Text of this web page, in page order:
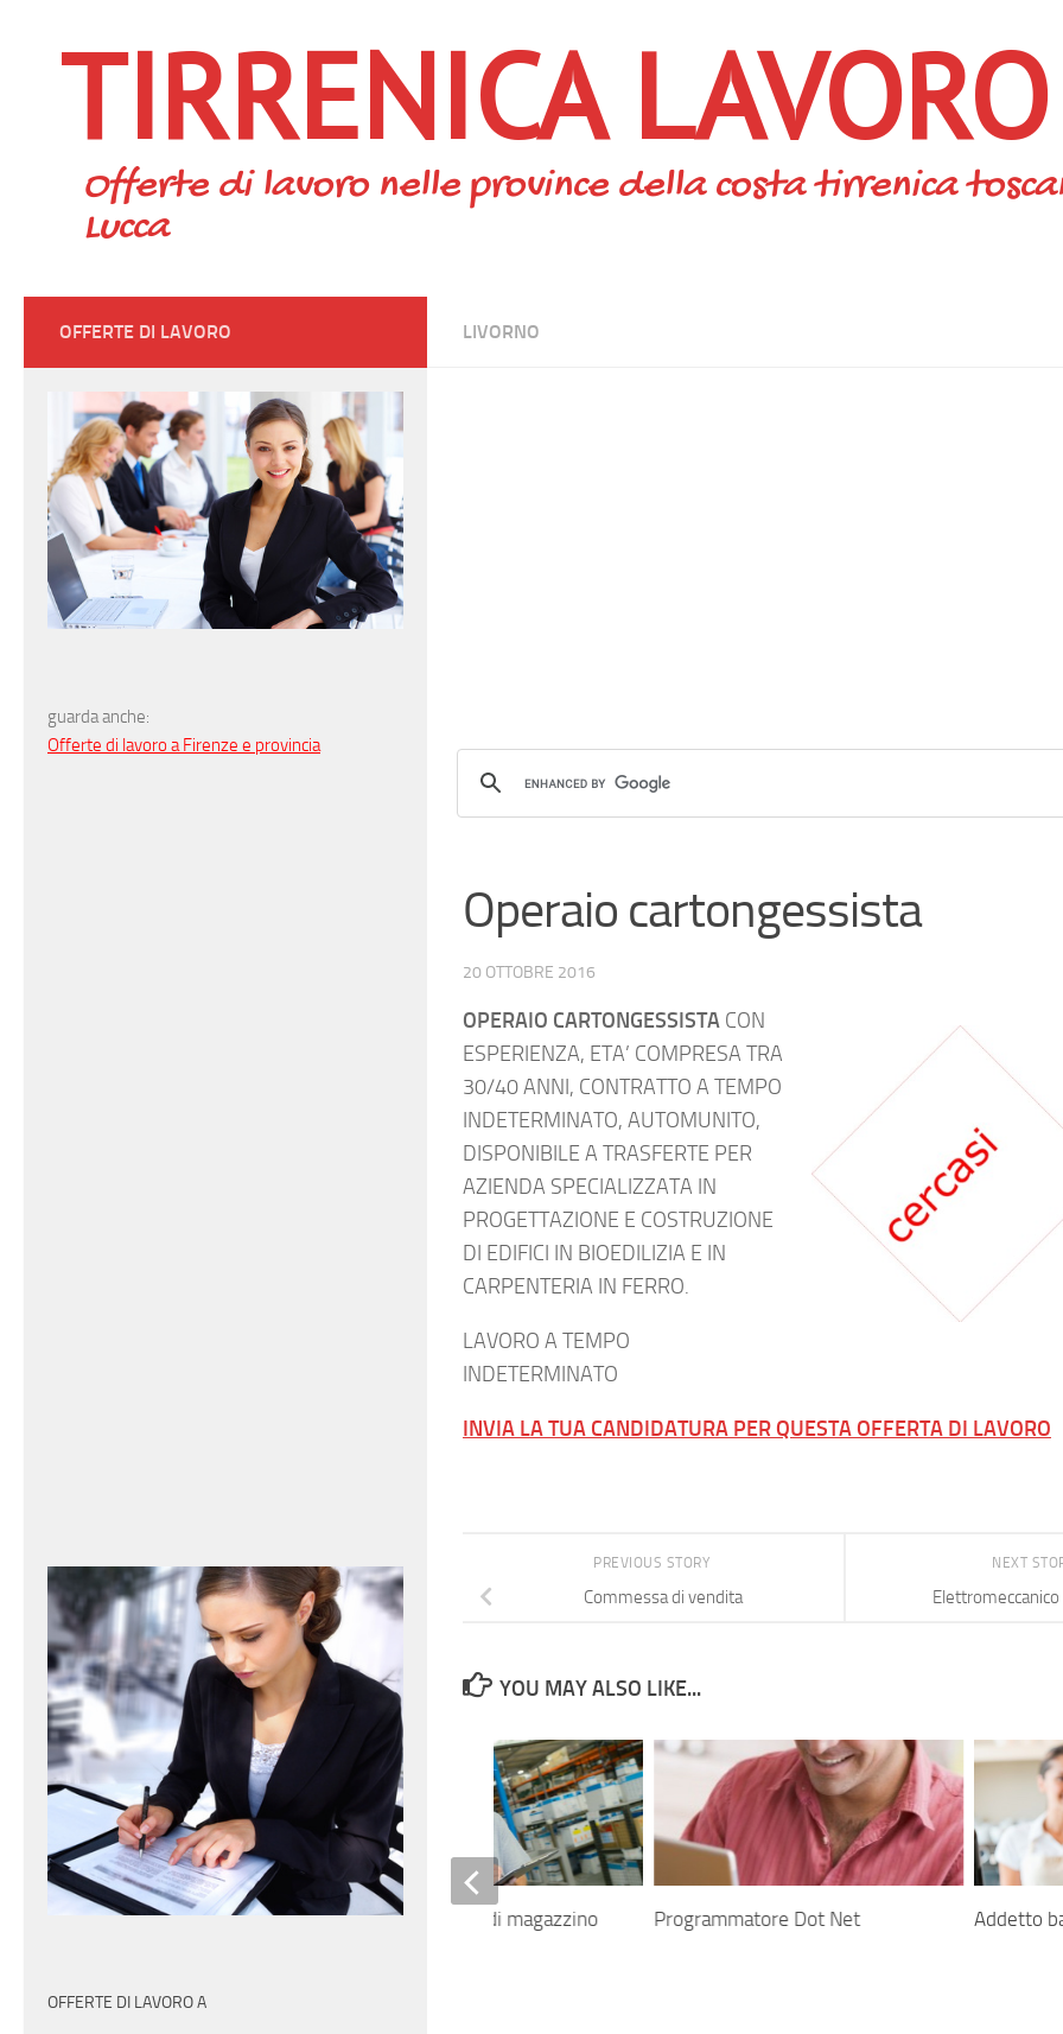
TIRRENICA LAVORO
Offerte di lavoro nelle province della costa tirrenica
Lucca
LIVORNO
Operaio cartongessista
20 OTTOBRE 2016
OPERAIO CARTONGESSISTA CON
ESPERIENZA, ETA’ COMPRESA TRA
30/40 ANNI, CONTRATTO A TEMPO
INDETERMINATO, AUTOMUNITO,
DISPONIBILE A TRASFERTE PER
AZIENDA SPECIALIZZATA IN
PROGETTAZIONE E COSTRUZIONE
DI EDIFICI IN BIOEDILIZIA E IN
CARPENTERIA IN FERRO.
LAVORO A TEMPO
INDETERMINATO
INVIA LA TUA CANDIDATURA PER QUESTA OFFERTA DI LAVORO
NEXT
PREVIOUS STORY
Commessa di vendita
YOU MAY ALSO LIKE...
Programmatore Dot Net Addetto
Vice responsabile di magazzino
OFFERTE DI LAVORO
guarda anche:
Offerte di lavoro a Firenze e provincia
OFFERTE DI LAVORO A